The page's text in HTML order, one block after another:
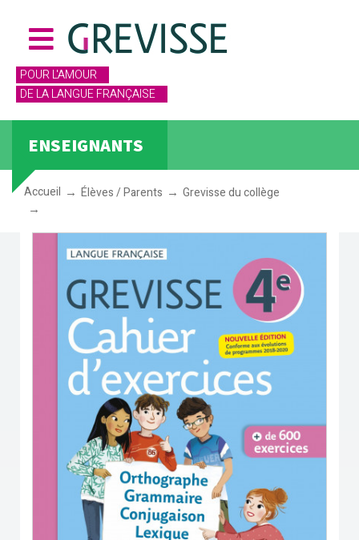
POUR L'AMOUR
DE LA LANGUE FRANÇAISE
ENSEIGNANTS
Accueil Élèves / Parents
Grevisse du collège